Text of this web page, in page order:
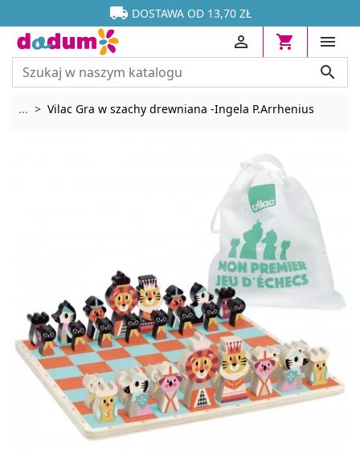

 DOSTAWA OD 13,70 ZŁ






... Rozwiń breadcrumbs
Vilac Gra w szachy drewniana -Ingela P.Arrhenius